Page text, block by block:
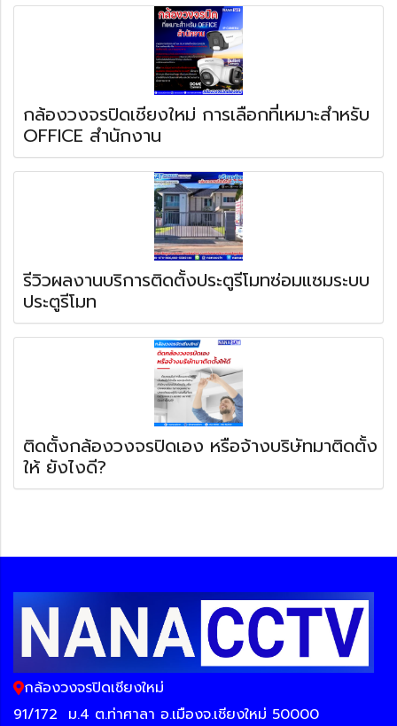
กล้องวงจรปิดเชียงใหม่ การเลือกที่เหมาะสำหรับ
OFFICE สำนักงาน
รีวิวผลงานบริการติดตั้งประตูรีโมทซ่อมแซมระบบ
ประตูรีโมท
ติดตั้งกล้องวงจรปิดเอง หรือจ้างบริษัทมาติดตั้ง
ให้ ยังไงดี?
กล้องวงจรปิดเชียงใหม่
91/172 ม.4 ต.ท่าศาลา อ.เมืองจ.เชียงใหม่ 50000